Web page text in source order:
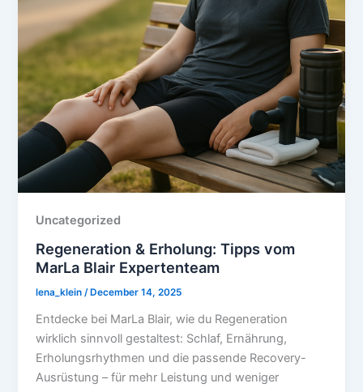
Uncategorized
Regeneration & Erholung: Tipps vom
MarLa Blair Expertenteam
lena_klein/December 14, 2025
Entdecke bei MarLa Blair, wie du Regeneration
wirklich sinnvoll gestaltest: Schlaf, Ernährung,
Erholungsrhythmen und die passende Recovery-
Ausrüstung – für mehr Leistung und weniger